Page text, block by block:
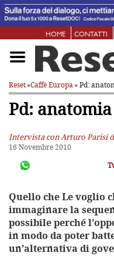
HOME CONTATTI
Reset»Caffè Europa» Pd:
Pd:
Intervista con Arturo Parisi
16 Novembre 2010
Quello che Le voglio
immaginare la
possibile perché
in modo da poter
un’alternativa di